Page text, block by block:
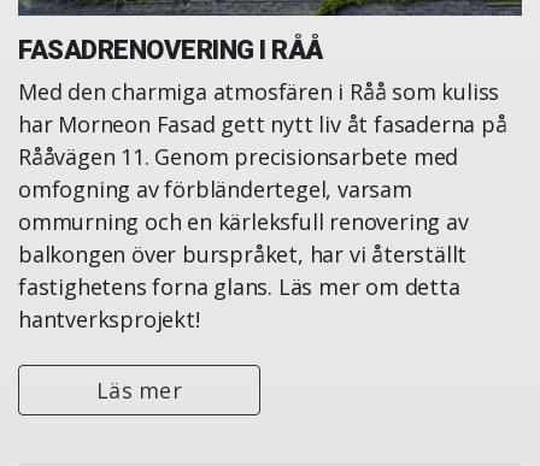
FASADRENOVERING I RÅÅ
Med den charmiga atmosfären i Råå som kuliss
har Morneon Fasad gett nytt liv åt fasaderna på
Rååvägen 11. Genom precisionsarbete med
omfogning av förbländertegel, varsam
ommurning och en kärleksfull renovering av
balkongen över burspråket, har vi återställt
fastighetens forna glans. Läs mer om detta
hantverksprojekt!
Läs mer